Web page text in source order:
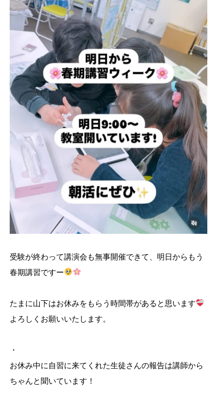
受験が終わって講演会も無事開催できて、明日からもう
春期講習ですー
たまに山下はお休みをもらう時間帯があると思います
よろしくお願いいたします。
・
お休み中に自習に来てくれた生徒さんの報告は講師から
ちゃんと聞いています！